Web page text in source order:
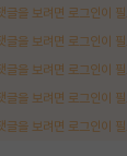
글을 보려면 로그인이
글을 보려면 로그인이
글을 보려면 로그인이
글을 보려면 로그인이
글을 보려면 로그인이